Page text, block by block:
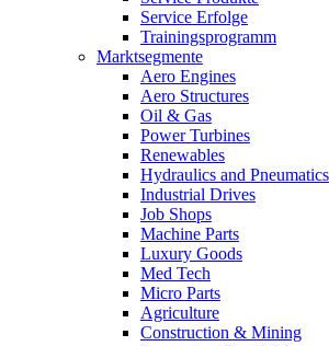
Service Erfolge
Trainingsprogramm
Marktsegmente
Aero Engines
Aero Structures
Oil & Gas
Power Turbines
Renewables
Hydraulics and Pneumatics
Industrial Drives
Job Shops
Machine Parts
Luxury Goods
Med Tech
Micro Parts
Agriculture
Construction & Mining